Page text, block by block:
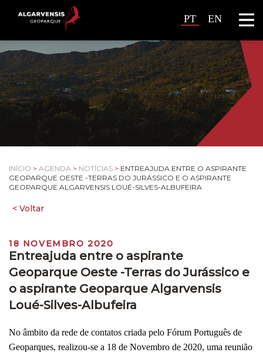
PT EN
INÍCIO > AGENDA > NOTÍCIAS > ENTREAJUDA ENTRE O ASPIRANTE
GEOPARQUE OESTE -TERRAS DO JURÁSSICO E O ASPIRANTE
GEOPARQUE ALGARVENSIS LOUÉ-SILVES-ALBUFEIRA
18 NOVEMBRO 2020
Entreajuda entre o aspirante
Geoparque Oeste -Terras do Jurássico e
o aspirante Geoparque Algarvensis
Loué-Silves-Albufeira
No âmbito da rede de contatos criada pelo Fórum Português de
Geoparques, realizou-se a 18 de Novembro de 2020, uma reunião